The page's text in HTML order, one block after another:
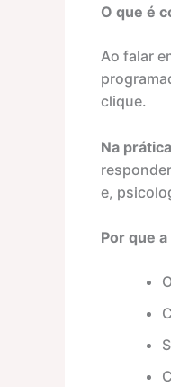
O que é
Ao falar
clique.
Na
e,
Por que